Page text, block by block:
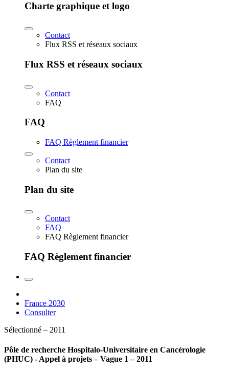
Charte graphique et logo
Contact
Flux RSS et réseaux sociaux
Flux RSS et réseaux sociaux
Contact
FAQ
FAQ
FAQ Règlement financier
Contact
Plan du site
Plan du site
Contact
FAQ
FAQ Règlement financier
FAQ Règlement financier
France 2030
Consulter
Sélectionné – 2011
Pôle de recherche Hospitalo-Universitaire en Cancérologie
(PHUC) - Appel à projets – Vague 1 – 2011